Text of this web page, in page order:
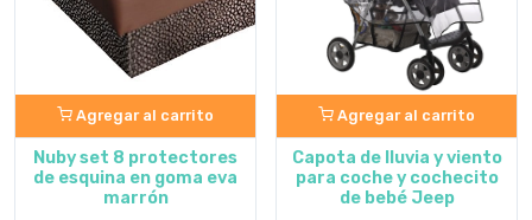
Agregar al carrito
Nuby set 8 protectores
de esquina en goma eva
marrón
Agregar al carrito
Capota de lluvia y viento
para coche y cochecito
de bebé Jeep